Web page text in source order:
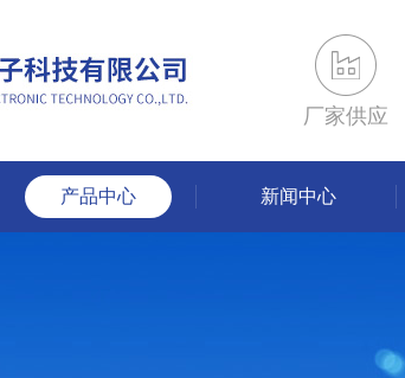
厂家供应
产品中心 新闻中心